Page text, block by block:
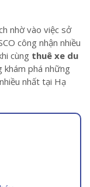
nhờ vào việc sở
công nhận nhiều
cùng thuê xe du
khám phá những
nhất tại Hạ